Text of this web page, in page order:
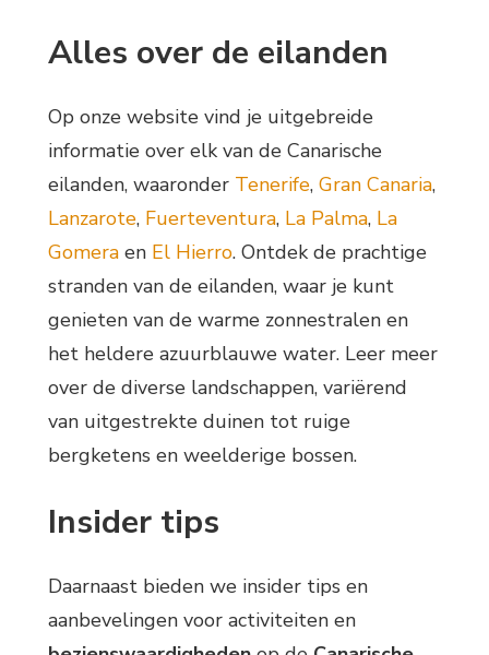
Alles over de eilanden
Op onze website vind je uitgebreide
informatie over elk van de Canarische
eilanden, waaronder Tenerife, Gran Canaria,
Lanzarote, Fuerteventura, La Palma, La
Gomera en El Hierro. Ontdek de prachtige
stranden van de eilanden, waar je kunt
genieten van de warme zonnestralen en
het heldere azuurblauwe water. Leer meer
over de diverse landschappen, variërend
van uitgestrekte duinen tot ruige
bergketens en weelderige bossen.
Insider tips
Daarnaast bieden we insider tips en
aanbevelingen voor activiteiten en